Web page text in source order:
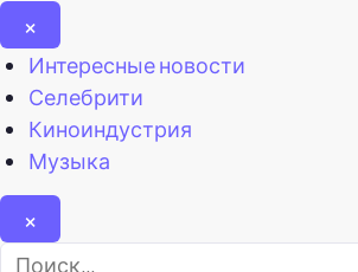
×
Закрыть
меню
Интересные новости
Селебрити
Киноиндустрия
Музыка
×
Найти: